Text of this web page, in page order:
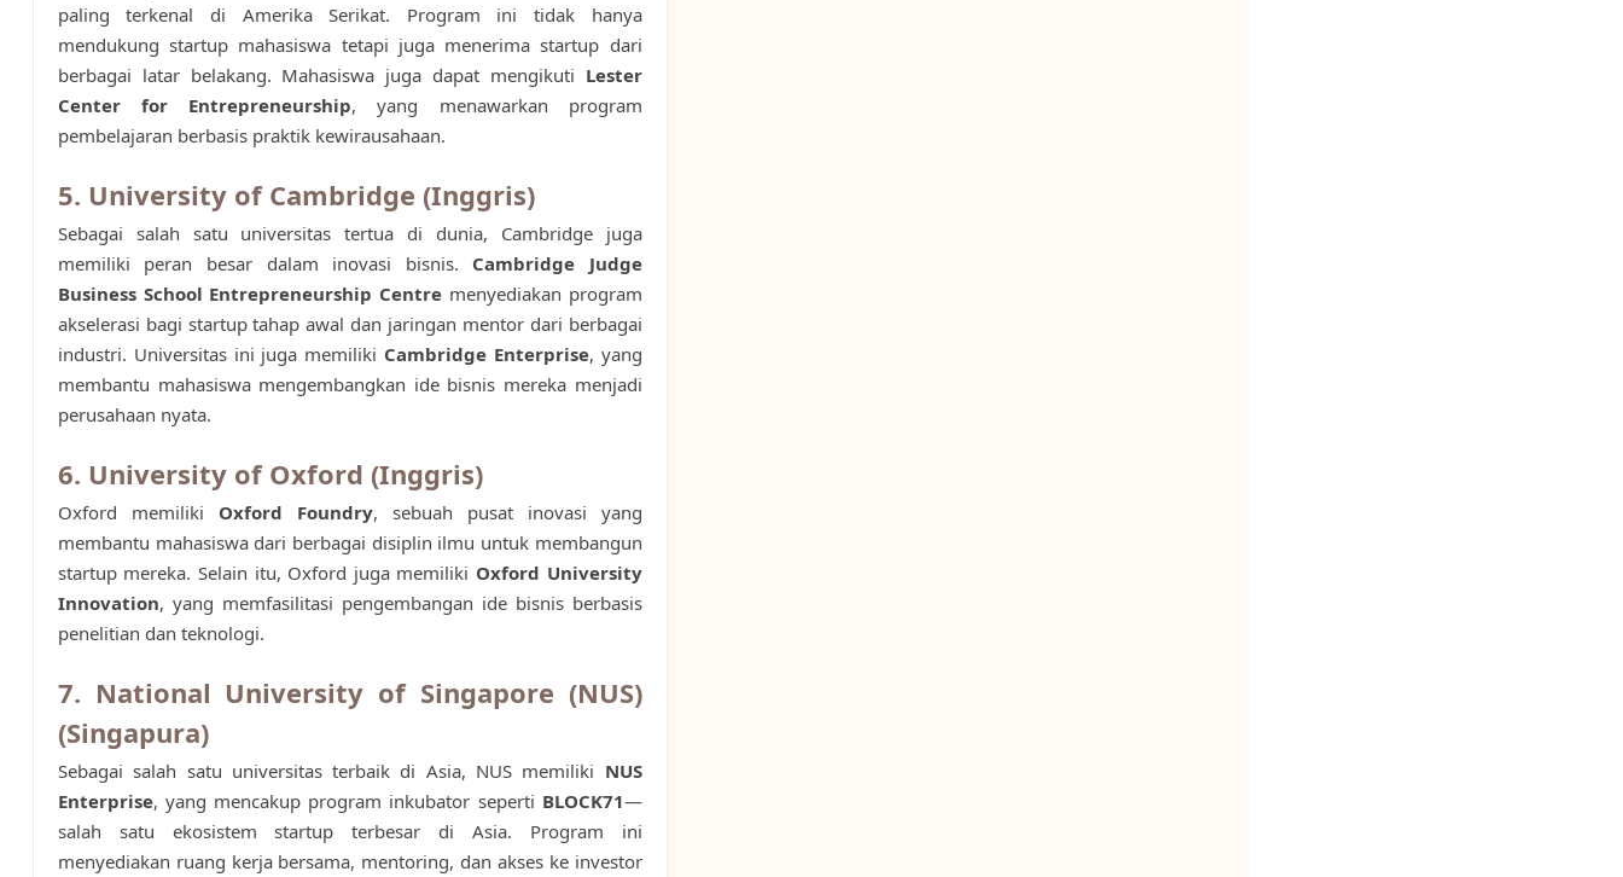
paling terkenal di Amerika Serikat. Program ini tidak hanya
mendukung startup mahasiswa tetapi juga menerima startup dari
berbagai latar belakang. Mahasiswa juga dapat mengikuti Lester
Center for Entrepreneurship, yang menawarkan program
pembelajaran berbasis praktik kewirausahaan.
5. University of Cambridge (Inggris)
Sebagai salah satu universitas tertua di dunia, Cambridge juga
memiliki peran besar dalam inovasi bisnis. Cambridge Judge
Business School Entrepreneurship Centre menyediakan program
akselerasi bagi startup tahap awal dan jaringan mentor dari berbagai
industri. Universitas ini juga memiliki Cambridge Enterprise, yang
membantu mahasiswa mengembangkan ide bisnis mereka menjadi
perusahaan nyata.
6. University of Oxford (Inggris)
Oxford memiliki Oxford Foundry, sebuah pusat inovasi yang
membantu mahasiswa dari berbagai disiplin ilmu untuk membangun
startup mereka. Selain itu, Oxford juga memiliki Oxford University
Innovation, yang memfasilitasi pengembangan ide bisnis berbasis
penelitian dan teknologi.
7. National University of Singapore (NUS)
(Singapura)
Sebagai salah satu universitas terbaik di Asia, NUS memiliki NUS
Enterprise, yang mencakup program inkubator seperti BLOCK71—
salah satu ekosistem startup terbesar di Asia. Program ini
menyediakan ruang kerja bersama, mentoring, dan akses ke investor